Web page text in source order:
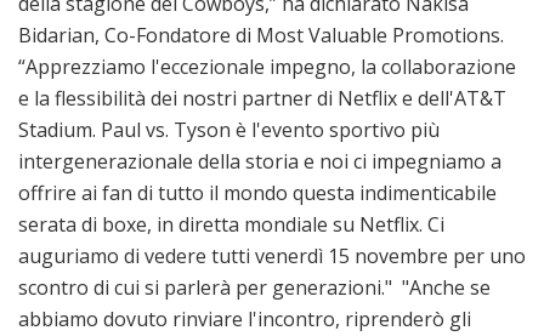
Bidarian, Co-Fondatore di Most Valuable Promotions.
“Apprezziamo l'eccezionale impegno, la collaborazione
e la flessibilità dei nostri partner di Netflix e dell'AT&T
Stadium. Paul vs. Tyson è l'evento sportivo più
intergenerazionale della storia e noi ci impegniamo a
offrire ai fan di tutto il mondo questa indimenticabile
serata di boxe, in diretta mondiale su Netflix. Ci
auguriamo di vedere tutti venerdì 15 novembre per uno
scontro di cui si parlerà per generazioni." "Anche se
abbiamo dovuto rinviare l'incontro, riprenderò gli